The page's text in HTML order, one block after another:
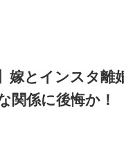
嫁とインスタ離
関係に後悔か！